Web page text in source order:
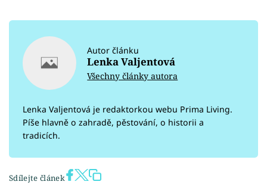
Autor článku
Lenka Valjentová
Všechny články autora
Lenka Valjentová je redaktorkou webu Prima Living.
Píše hlavně o zahradě, pěstování, o historii a
tradicích.
Sdílejte článek